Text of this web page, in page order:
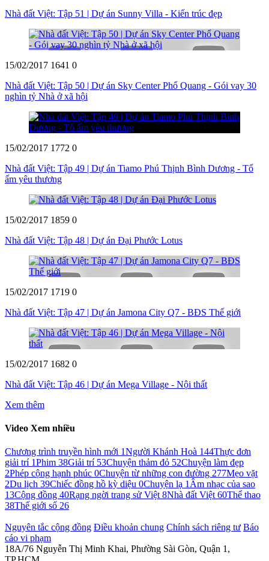
Nhà đất Việt: Tập 51 | Dự án Sunny Villa - Kiến trúc đẹp
15/02/2017 1641 0
Nhà đất Việt: Tập 50 | Dự án Sky Center Phổ Quang - Gói vay 30
nghìn tỷ Nhà ở xã hội
15/02/2017 1772 0
Nhà đất Việt: Tập 49 | Dự án Tiamo Phú Thịnh Bình Dương - Tổ
ấm yêu thương
15/02/2017 1859 0
Nhà đất Việt: Tập 48 | Dự án Đại Phước Lotus
15/02/2017 1719 0
Nhà đất Việt: Tập 47 | Dự án Jamona City Q7 - BĐS Thế giới
15/02/2017 1682 0
Nhà đất Việt: Tập 46 | Dự án Mega Village - Nội thất
Xem thêm
Video Xem nhiều
Chương trình truyền hình mới 1Người Khánh Hoà 144Thực đơn
giải trí 1Phim 38Giải trí 53Chuyện thảm đỏ 52Chuyện làm đẹp
2Phép cộng hạnh phúc 0Chuyện từ những con đường 277Mẹo vặt
2Du lịch 39Chiếc đồng hồ kỳ diệu 0Chuyện lạ 1 Âm nhạc của sao
13Cộng đồng 40Rạng ngời trang sử Việt 8Nhà đất Việt 60Thể thao
38Thế giới số 26
Nguyên tắc cộng đồng Điều khoản chung Chính sách riêng tư Báo
cáo vi phạm
18A/76 Nguyễn Thị Minh Khai, Phường Sài Gòn, Quận 1,